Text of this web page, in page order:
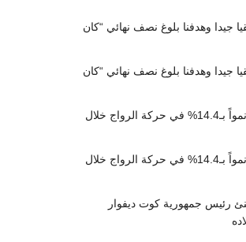
جيدا وهدفنا بلوغ نصف نهائي “كان
جيدا وهدفنا بلوغ نصف نهائي “كان
الموانئ المغربية تحقق نمواً بـ14.4% في حركة الرواج خلال
الموانئ المغربية تحقق نمواً بـ14.4% في حركة الرواج خلال
رئيس جمهورية كوت ديفوار